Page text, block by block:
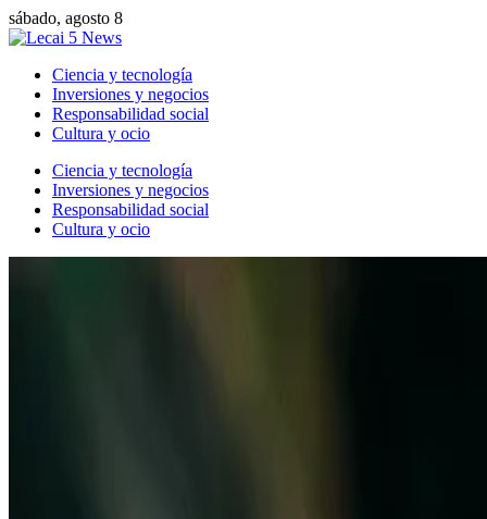
sábado, agosto 8
Ciencia y tecnología
Inversiones y negocios
Responsabilidad social
Cultura y ocio
Ciencia y tecnología
Inversiones y negocios
Responsabilidad social
Cultura y ocio